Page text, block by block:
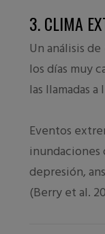
3. CLIMA
Un análisis de
los días muy
las llamadas
Eventos
inundaciones
depresión,
(Berry et al.